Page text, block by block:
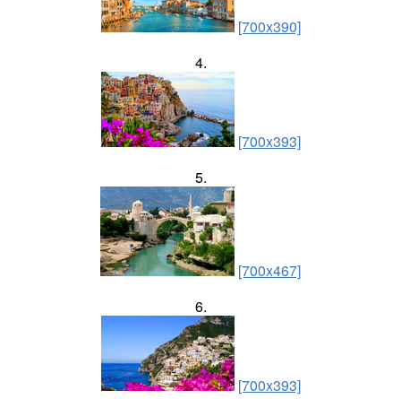
[700x390]
4.
[700x393]
5.
[700x467]
6.
[700x393]